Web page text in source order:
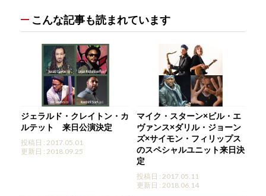
こんな記事も読まれています
ジェラルド・クレイトン・カ
ルテット 来日公演決定
投稿日 : 2017.05.01
更新日 : 2018.09.25
マイク・スターン×ビル・エ
ヴァンス×ダリル・ジョーン
ズ×サイモン・フィリップス
のスペシャルユニット来日決
定
投稿日 : 2017.05.11
更新日 : 2018.06.14